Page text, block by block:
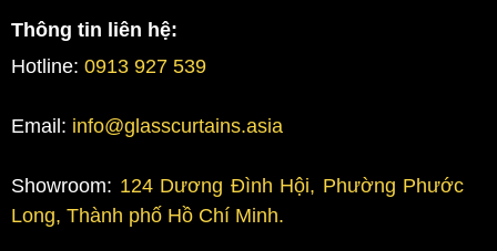
Thông tin liên hệ:
Hotline: 0913 927 539
Email: info@glasscurtains.asia
Showroom: 124 Dương Đình Hội, Phường Phước
Long, Thành phố Hồ Chí Minh.